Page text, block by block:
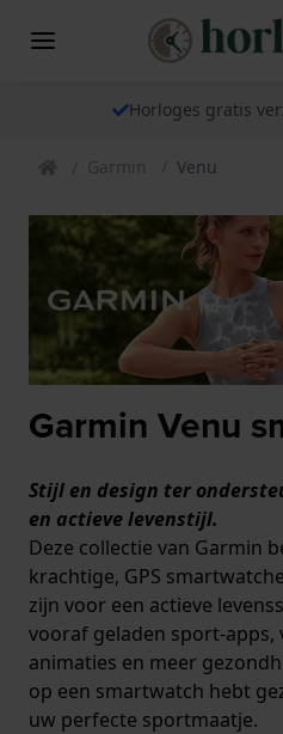
Horloges gratis
Garmin Venu
Garmin Venu
Stijl en design ter
en actieve levenstijl.
Deze collectie van Garmin
krachtige, GPS
zijn voor een actieve
vooraf geladen sport-
animaties en meer
op een smartwatch hebt
uw perfecte sportmaatje.